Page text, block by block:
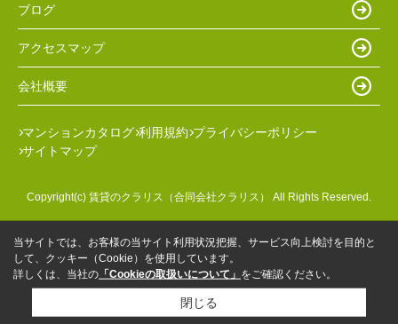
ブログ
アクセスマップ
会社概要
マンションカタログ 利用規約 プライバシーポリシー
サイトマップ
Copyright(c) 賃貸のクラリス（合同会社クラリス） All Rights Reserved.
当サイトでは、お客様の当サイト利用状況把握、サービス向上検討を目的と
して、クッキー（Cookie）を使用しています。
詳しくは、当社の 「Cookieの取扱いについて」 をご確認ください。
閉じる